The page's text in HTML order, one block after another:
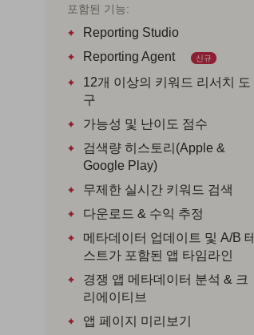
포함된 기능:
Reporting Studio
Reporting Agent
신규
12개 이상의 키워드 리서치 도
구
가능성 및 난이도 점수
검색량 히스토리(Apple &
Google Play)
무제한 실시간 키워드 검색
다운로드 & 수익 추정
메타데이터 업데이트 및 A/B 테
스트가 포함된 앱 타임라인
경쟁 앱 메타데이터 분석 & 크
리에이티브
앱 페이지 미리보기